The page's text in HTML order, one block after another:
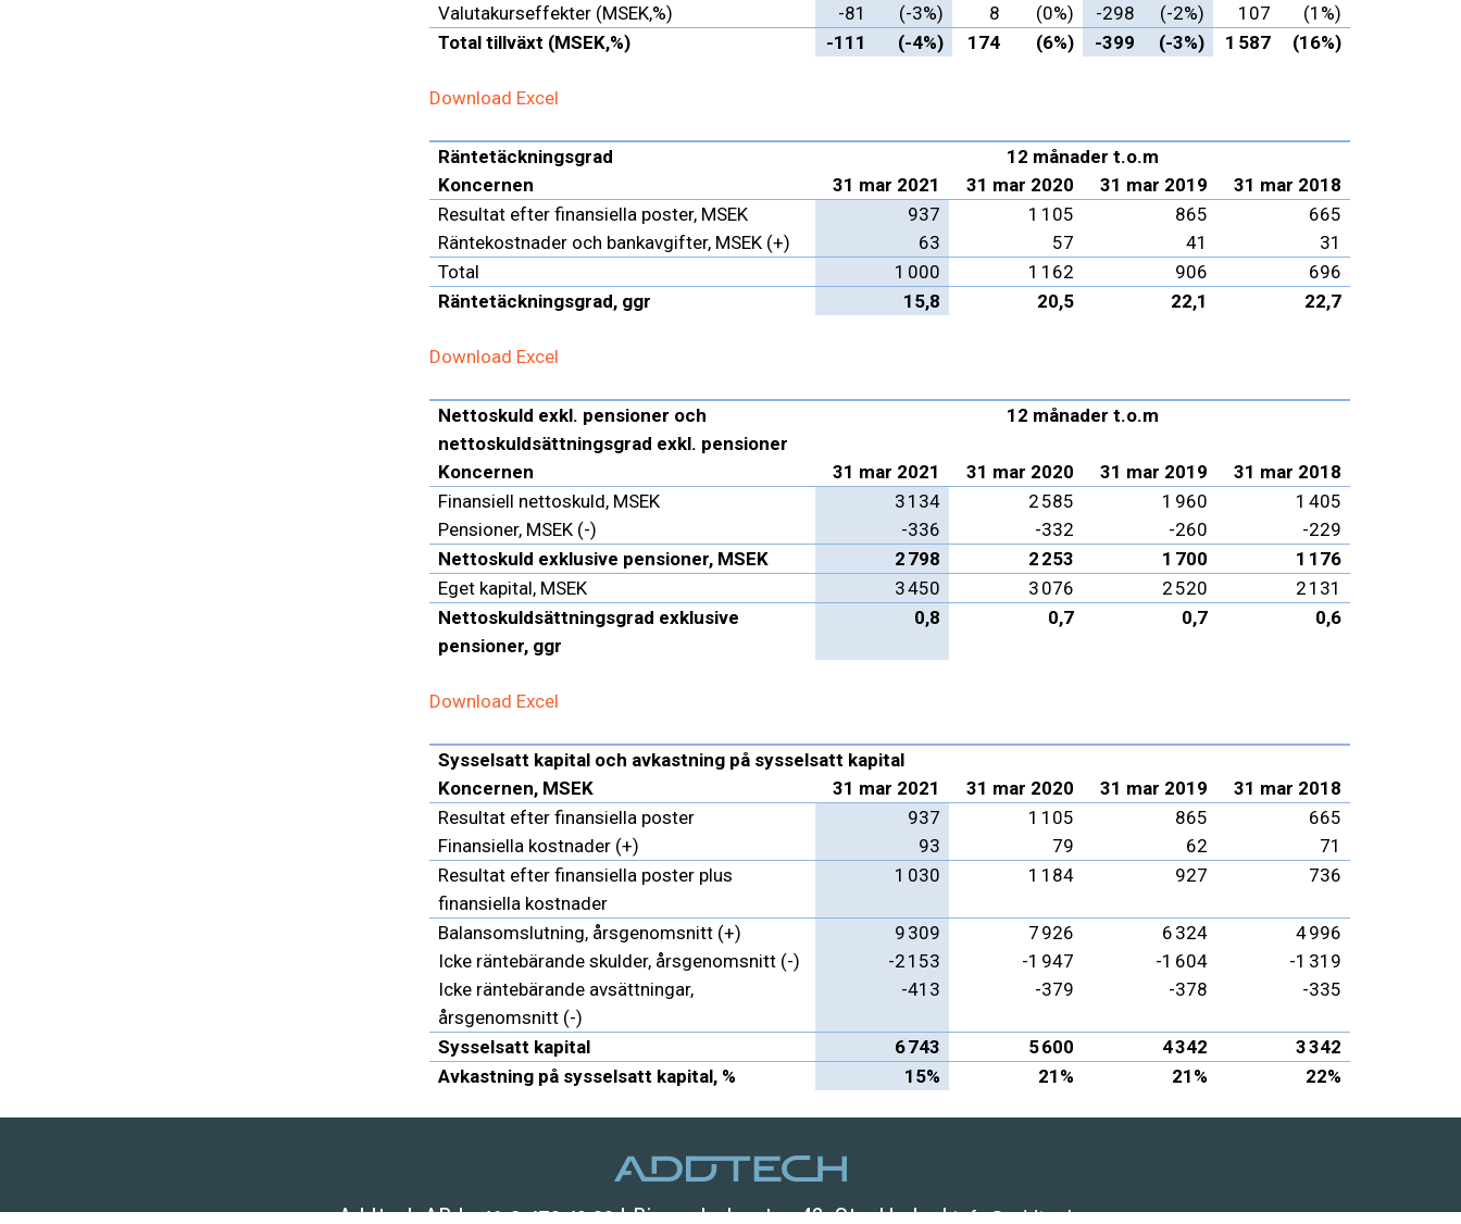
Valutakurseffekter (MSEK,%)
-81 (-3%) 8 (0%) -298 (-2%) 107
(1%)
Total tillväxt (MSEK,%)
-111 (-4%) 174 (6%) -399 (-3%) 1 587 (16%)
Download Excel
Räntetäckningsgrad
12 månader t.o.m
Koncernen
31 mar 2021 31 mar 2020 31 mar 2019
31 mar 2018
Resultat efter finansiella poster, MSEK
937 1 105 865
665
Räntekostnader och bankavgifter, MSEK (+)
63 57 41
31
Total
1 000 1 162 906
696
Räntetäckningsgrad, ggr
15,8 20,5 22,1 22,7
Download Excel
Nettoskuld exkl. pensioner och
nettoskuldsättningsgrad exkl. pensioner
12 månader t.o.m
Koncernen 31 mar 2021 31 mar 2020 31 mar 2019
31 mar 2018
Finansiell nettoskuld, MSEK
3 134 2 585 1 960
1 405
Pensioner, MSEK (-)
-336 -332 -260
-229
Nettoskuld exklusive pensioner, MSEK
2 798 2 253 1 700
1 176
Eget kapital, MSEK
3 450 3 076 2 520
2 131
Nettoskuldsättningsgrad exklusive
pensioner, ggr
0,8 0,7 0,7 0,6
Download Excel
Sysselsatt kapital och avkastning på sysselsatt kapital
Koncernen, MSEK
31 mar 2021 31 mar 2020 31 mar 2019
31 mar 2018
Resultat efter finansiella poster
937 1 105 865
665
Finansiella kostnader (+)
93 79 62
71
Resultat efter finansiella poster plus
finansiella kostnader
1 030 1 184 927 736
Balansomslutning, årsgenomsnitt (+) 9 309 7 926 6 324
4 996
Icke räntebärande skulder, årsgenomsnitt (-)
-2 153 -1 947 -1 604
-1 319
Icke räntebärande avsättningar,
årsgenomsnitt (-)
-413 -379 -378 -335
Sysselsatt kapital 6 743 5 600 4 342
3 342
Avkastning på sysselsatt kapital, %
15% 21% 21% 22%
Addtech AB |+46-8-470 49 00| Birger Jarlsgatan 43, Stockholm |info@addtech.com